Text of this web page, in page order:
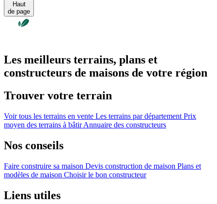
Haut
de page
Les meilleurs terrains, plans et
constructeurs de maisons de votre région
Trouver votre terrain
Voir tous les terrains en vente Les terrains par département Prix
moyen des terrains à bâtirAnnuaire des constructeurs
Nos conseils
Faire construire sa maison Devis construction de maison Plans et
modèles de maison Choisir le bon constructeur
Liens utiles